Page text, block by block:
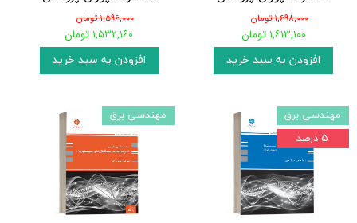
۱,۶۹۸,۰۰۰ تومان
۱,۶۱۳,۱۰۰ تومان
افزودن به سبد خرید
۱,۵۹۶,۰۰۰ تومان
۱,۵۳۲,۱۶۰ تومان
افزودن به سبد خرید
مهندسی برق
۵ درصد
مهندسی برق